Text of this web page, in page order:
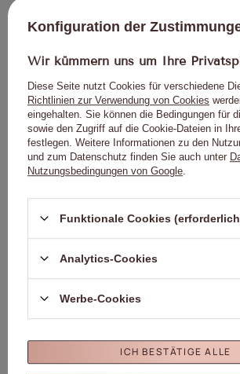
Von Kindern fernhalten.
Bitte lesen Sie die
Genaue
Marke
zuständige Stelle in der EU
Molly
Molly
2025
Konfiguration der
Wir kümmern uns um Ihre
Diese Seite nutzt Cookies für verschiedene
Richtlinien zur Verwendung von Cookies
eingehalten. Sie können die Bedingungen für
sowie den Zugriff auf die Cookie-Dateien in
festlegen. Weitere Informationen zu den
und zum Datenschutz finden Sie auch unter
Nutzungsbedingungen von Google
Funktionale Cookies
Analytics-Cookies
Werbe-Cookies
ICH BESTÄTIGE ALLE